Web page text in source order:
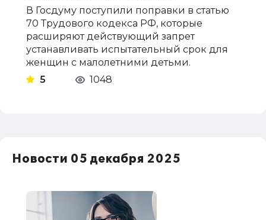
В Госдуму поступили поправки в статью
70 Трудового кодекса РФ, которые
расширяют действующий запрет
устанавливать испытательный срок для
женщин с малолетними детьми.
5
1048
Новости 05 декабря 2025